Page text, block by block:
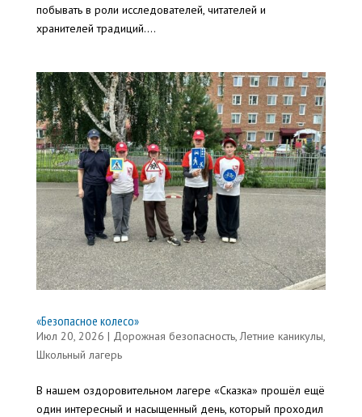
побывать в роли исследователей, читателей и
хранителей традиций....
«Безопасное колесо»
Июл 20, 2026 | Дорожная безопасность, Летние каникулы
Школьный лагерь
В нашем оздоровительном лагере «Сказка» прошёл ещё
один интересный и насыщенный день, который проходил